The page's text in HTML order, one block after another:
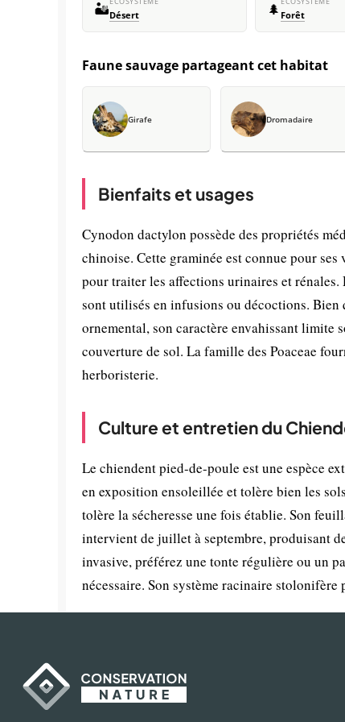
🏜️Désert 🌲 Forêt
Faune sauvage partageant cet habitat
Girafe Dromadaire
Bienfaits et usages
Cynodon dactylon possède des propriétés
chinoise. Cette graminée est connue pour
pour traiter les affections urinaires et
sont utilisés en infusions ou décoctions. Bien
ornemental, son caractère envahissant
couverture de sol. La famille des Poaceae
herboristerie.
Culture et entretien du
Le chiendent pied-de-poule est une espèce
en exposition ensoleillée et tolère bien les
tolère la sécheresse une fois établie. Son
intervient de juillet à septembre, produisant
invasive, préférez une tonte régulière ou un
nécessaire. Son système racinaire